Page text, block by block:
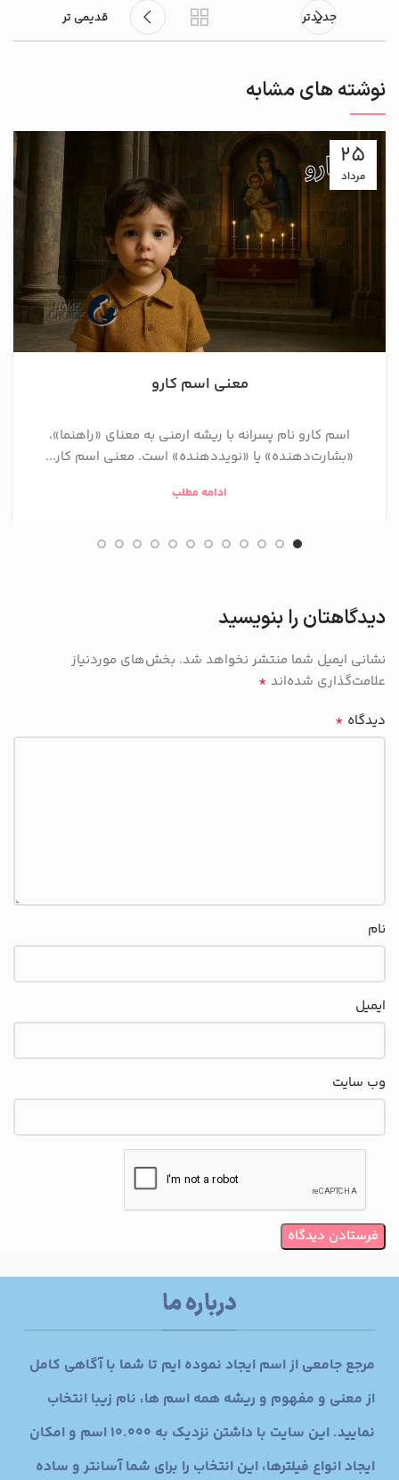
جدیدتر قدیمی تر
نوشته های مشابه
25
مرداد
معنی اسم کارو
اسم کارو نام پسرانه با ریشه ارمنی به معنای «راهنما»،
«بشارت‌دهنده» یا «نویددهنده» است. معنی اسم کار...
ادامه مطلب
دیدگاهتان را بنویسید
نشانی ایمیل شما منتشر نخواهد شد. بخش‌های موردنیاز
علامت‌گذاری شده‌اند *
دیدگاه *
نام
ایمیل
وب‌ سایت
درباره ما
مرجع جامعی از اسم ایجاد نموده ایم تا شما با آگاهی کامل
از معنی و مفهوم و ریشه همه اسم ها، نام زیبا انتخاب
نمایید. این سایت با داشتن نزدیک به 10.000 اسم و امکان
ایجاد انواع فیلترها، این انتخاب را برای شما آسانتر و ساده